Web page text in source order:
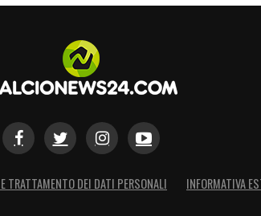
TRATTAMENTO DEI DATI PERSONALI INFORMATIVA